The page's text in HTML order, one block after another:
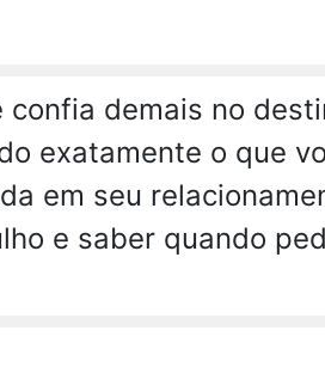
demais no
exatamente o que
em seu
e saber quando